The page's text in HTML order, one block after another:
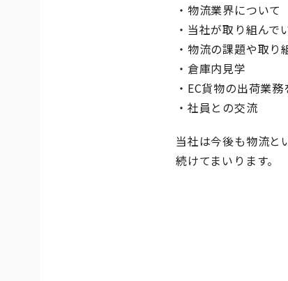
・物流業界について
・当社が取り組んで
・物流の課題や取
・倉庫内見学
・EC貨物の出荷業
・社員との交流
当社は今後も物流と
続けてまいります。